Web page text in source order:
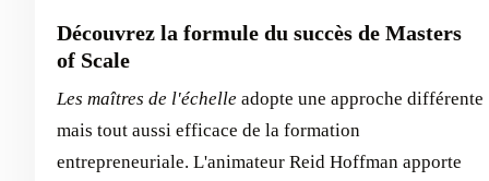
Découvrez la formule du succès de Masters
of Scale
Les maîtres de l'échelle adopte une approche différente
mais tout aussi efficace de la formation
entrepreneuriale. L'animateur Reid Hoffman apporte